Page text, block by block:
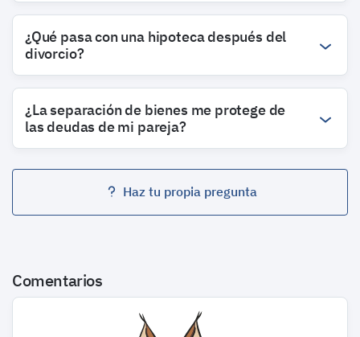
¿Qué pasa con una hipoteca después del
divorcio?
¿La separación de bienes me protege de
las deudas de mi pareja?
Haz tu propia pregunta
Comentarios